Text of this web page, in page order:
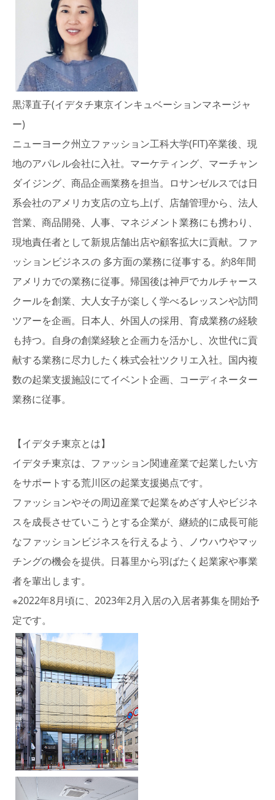
黒澤直子(イデタチ東京インキュベーションマネージャ
ー)
ニューヨーク州立ファッション工科大学(FIT)卒業後、現
地のアパレル会社に入社。マーケティング、マーチャン
ダイジング、商品企画業務を担当。ロサンゼルスでは日
系会社のアメリカ支店の立ち上げ、店舗管理から、法人
営業、商品開発、人事、マネジメント業務にも携わり、
現地責任者として新規店舗出店や顧客拡大に貢献。ファ
ッションビジネスの 多方面の業務に従事する。約8年間
アメリカでの業務に従事。帰国後は神戸でカルチャース
クールを創業、大人女子が楽しく学べるレッスンや訪問
ツアーを企画。日本人、外国人の採用、育成業務の経験
も持つ。自身の創業経験と企画力を活かし、次世代に貢
献する業務に尽力したく株式会社ツクリエ入社。国内複
数の起業支援施設にてイベント企画、コーディネーター
業務に従事。
【イデタチ東京とは】
イデタチ東京は、ファッション関連産業で起業したい方
をサポートする荒川区の起業支援拠点です。
ファッションやその周辺産業で起業をめざす人やビジネ
スを成長させていこうとする企業が、継続的に成長可能
なファッションビジネスを行えるよう、ノウハウやマッ
チングの機会を提供。日暮里から羽ばたく起業家や事業
者を輩出します。
※2022年8月頃に、2023年2月入居の入居者募集を開始予
定です。